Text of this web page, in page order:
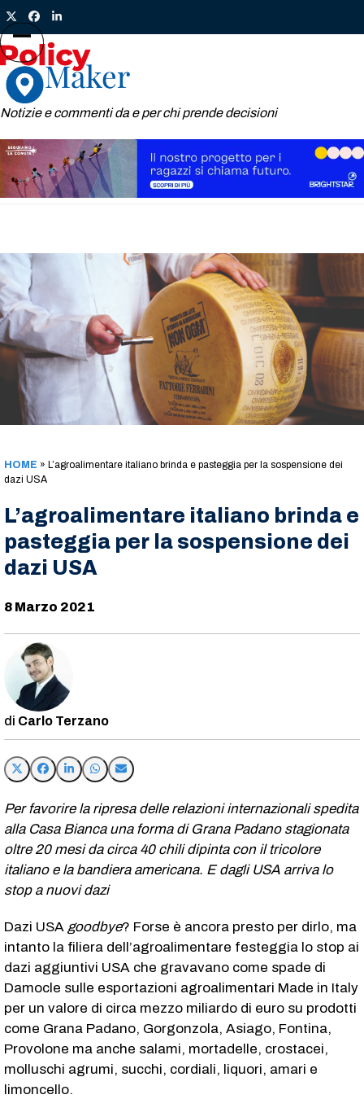
Skip
to
content
TwitterFacebook
LinkedIn
Notizie e commenti da e per chi prende decisioni
Open
mobile
menu
Close
mobile
menu
HOME » L’agroalimentare italiano brinda e pasteggia per la sospensione dei
dazi USA
L’agroalimentare italiano brinda e
pasteggia per la sospensione dei
dazi USA
8 Marzo 2021
Carlo Terzano
Per favorire la ripresa delle relazioni internazionali spedita
alla Casa Bianca una forma di Grana Padano stagionata
oltre 20 mesi da circa 40 chili dipinta con il tricolore
italiano e la bandiera americana. E dagli USA arriva lo
stop a nuovi dazi
Dazi USA goodbye? Forse è ancora presto per dirlo, ma
intanto la filiera dell’agroalimentare festeggia lo stop ai
dazi aggiuntivi USA che gravavano come spade di
Damocle sulle esportazioni agroalimentari Made in Italy
per un valore di circa mezzo miliardo di euro su prodotti
come Grana Padano, Gorgonzola, Asiago, Fontina,
Provolone ma anche salami, mortadelle, crostacei,
molluschi agrumi, succhi, cordiali, liquori, amari e
limoncello.